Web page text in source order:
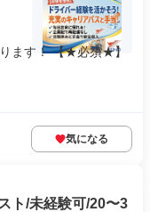
ます！ 【★必須★】
気になる
ト/未経験可/20〜3